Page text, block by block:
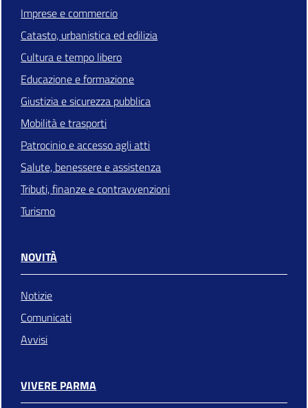
Imprese e commercio
Catasto, urbanistica ed edilizia
Cultura e tempo libero
Educazione e formazione
Giustizia e sicurezza pubblica
Mobilità e trasporti
Patrocinio e accesso agli atti
Salute, benessere e assistenza
Tributi, finanze e contravvenzioni
Turismo
NOVITÀ
Notizie
Comunicati
Avvisi
VIVERE PARMA